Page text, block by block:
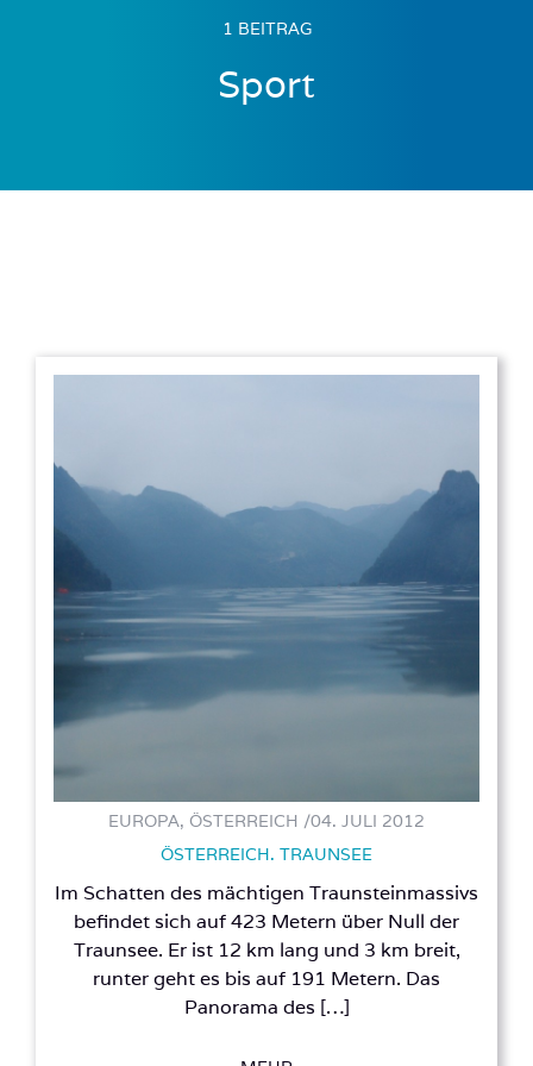
1 BEITRAG
Sport
EUROPA, ÖSTERREICH /04. JULI 2012
ÖSTERREICH. TRAUNSEE
Im Schatten des mächtigen Traunsteinmassivs
befindet sich auf 423 Metern über Null der
Traunsee. Er ist 12 km lang und 3 km breit,
runter geht es bis auf 191 Metern. Das
Panorama des […]